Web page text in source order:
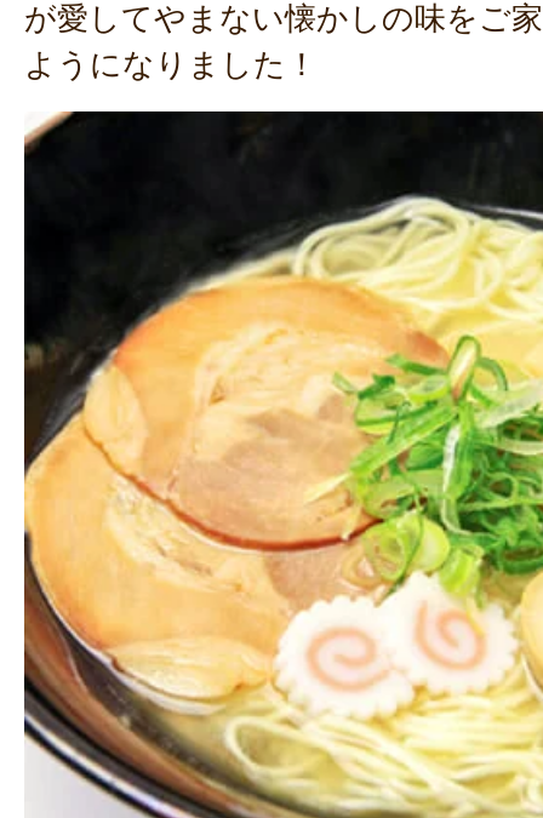
が愛してやまない懐かしの味をご
ようになりました！